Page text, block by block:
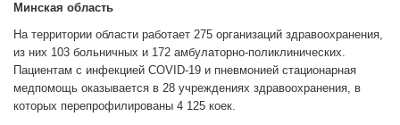
Минская область
На территории области работает 275 организаций здравоохранения,
из них 103 больничных и 172 амбулаторно-поликлинических.
Пациентам с инфекцией COVID-19 и пневмонией стационарная
медпомощь оказывается в 28 учреждениях здравоохранения, в
которых перепрофилированы 4 125 коек.